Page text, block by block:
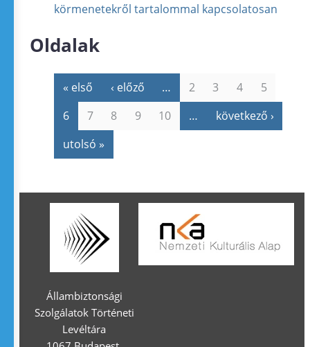
körmenetekről tartalommal kapcsolatosan
Oldalak
« első ‹ előző … 2 3 4
5
6
7 8 9 10 …
következő ›
utolsó »
Állambiztonsági
Szolgálatok Történeti
Levéltára